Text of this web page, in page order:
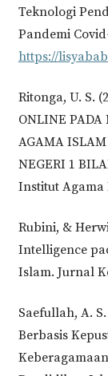
Teknologi
Pandemi
https://
Ritonga, U. S.
ONLINE PADA
AGAMA
NEGERI 1
Institut Agama
Rubini, &
Intelligence
Islam. Jurnal
Saefullah, A.
Berbasis